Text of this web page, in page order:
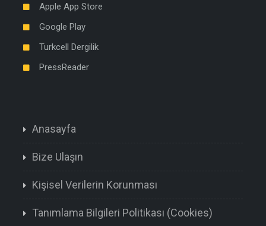
Apple App Store
Google Play
Turkcell Dergilik
PressReader
Anasayfa
Bize Ulaşın
Kişisel Verilerin Korunması
Tanımlama Bilgileri Politikası (Cookies)